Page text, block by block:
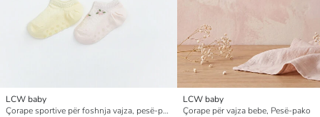
LCW baby
Çorape sportive për foshnja vajza, pesë-pako
LCW baby
Çorape për vajza bebe, Pesë-pako